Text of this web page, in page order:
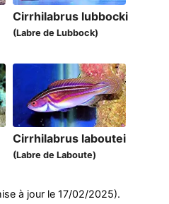
Cirrhilabrus lubbocki
(Labre de Lubbock)
Cirrhilabrus laboutei
(Labre de Laboute)
à jour le 17/02/2025).